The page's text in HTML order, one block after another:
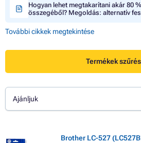
Hogyan lehet megtakarítani akár 80
összegéből? Megoldás: alternatív
További cikkek megtekintése
Termékek
Ajánljuk
Brother LC-527